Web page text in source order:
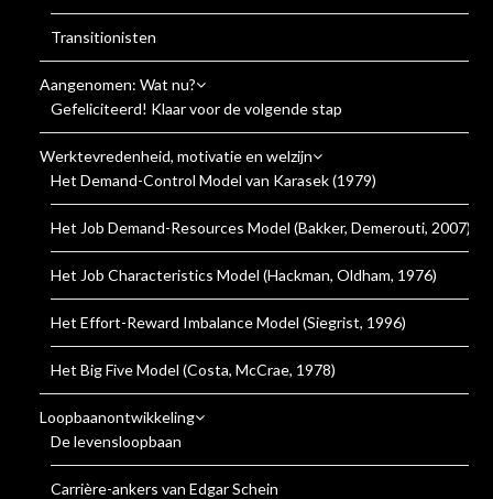
Transitionisten
Aangenomen: Wat nu?
Gefeliciteerd! Klaar voor de volgende stap
Werktevredenheid, motivatie en welzijn
Het Demand-Control Model van Karasek (1979)
Het Job Demand-Resources Model (Bakker, Demerouti, 2007)
Het Job Characteristics Model (Hackman, Oldham, 1976)
Het Effort-Reward Imbalance Model (Siegrist, 1996)
Het Big Five Model (Costa, McCrae, 1978)
Loopbaanontwikkeling
De levensloopbaan
Carrière-ankers van Edgar Schein